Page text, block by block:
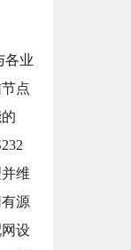
各业
点
维
源
设